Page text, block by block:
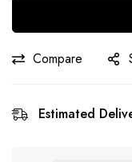
Compare
Estimated